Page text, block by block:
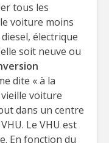
tous les
voiture moins
électrique
soit neuve ou
dite « à la
vieille voiture
dans un centre
Le VHU est
En fonction du